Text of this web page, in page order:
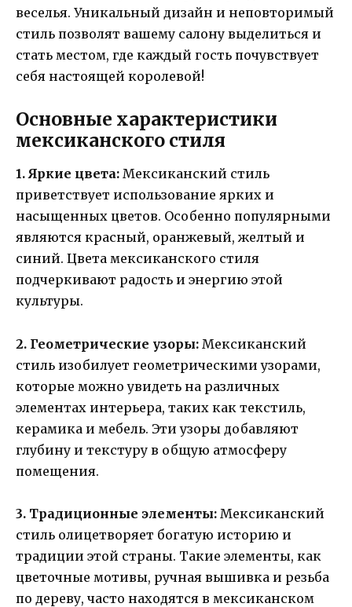
веселья. Уникальный дизайн и неповторимый
стиль позволят вашему салону выделиться и
стать местом, где каждый гость почувствует
себя настоящей королевой!
Основные характеристики
мексиканского стиля
1. Яркие цвета: Мексиканский стиль
приветствует использование ярких и
насыщенных цветов. Особенно популярными
являются красный, оранжевый, желтый и
синий. Цвета мексиканского стиля
подчеркивают радость и энергию этой
культуры.
2. Геометрические узоры: Мексиканский
стиль изобилует геометрическими узорами,
которые можно увидеть на различных
элементах интерьера, таких как текстиль,
керамика и мебель. Эти узоры добавляют
глубину и текстуру в общую атмосферу
помещения.
3. Традиционные элементы: Мексиканский
стиль олицетворяет богатую историю и
традиции этой страны. Такие элементы, как
цветочные мотивы, ручная вышивка и резьба
по дереву, часто находятся в мексиканском